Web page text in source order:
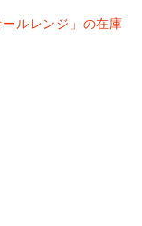
ルレンジ」の在庫